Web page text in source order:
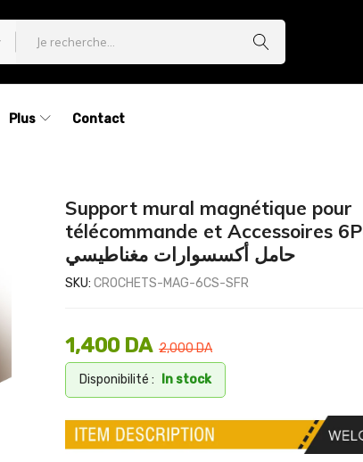
Plus Contact
Support mural magnétique pour
télécommande et Accessoires
حامل أكسسوارات مغناطيسي
SKU: CROCHETS-MAG-6CS-SFR
2,000DA
1,400 DA
Disponibilité : In stock